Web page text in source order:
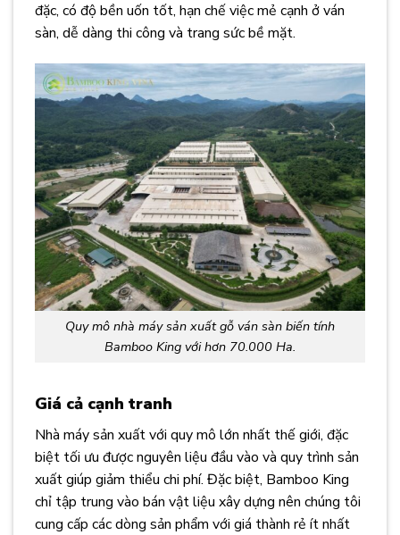
đặc, có độ bền uốn tốt, hạn chế việc mẻ cạnh ở ván
sàn, dễ dàng thi công và trang sức bề mặt.
Quy mô nhà máy sản xuất gỗ ván sàn biến tính
Bamboo King với hơn 70.000 Ha.
Giá cả cạnh tranh
Nhà máy sản xuất với quy mô lớn nhất thế giới, đặc
biệt tối ưu được nguyên liệu đầu vào và quy trình sản
xuất giúp giảm thiểu chi phí. Đặc biệt, Bamboo King
chỉ tập trung vào bán vật liệu xây dựng nên chúng tôi
cung cấp các dòng sản phẩm với giá thành rẻ ít nhất